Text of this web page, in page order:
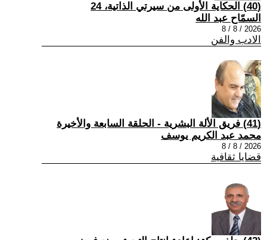
(40) الحكاية الأولى من سيرتي الذاتية، 24
السمّاح عبد الله
2026 / 8 / 8
الادب والفن
(41) فريق الألة البشرية - الحلقة السابعة والأخيرة
محمد عبد الكريم يوسف
2026 / 8 / 8
قضايا ثقافية